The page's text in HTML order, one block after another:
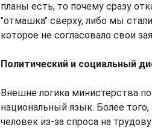
планы есть, то почему сразу
"отмашка" сверху, либо мы
которое не согласовало свои
Политический и социальный
Внешне логика министерства
национальный язык. Более
человек из-за спроса на